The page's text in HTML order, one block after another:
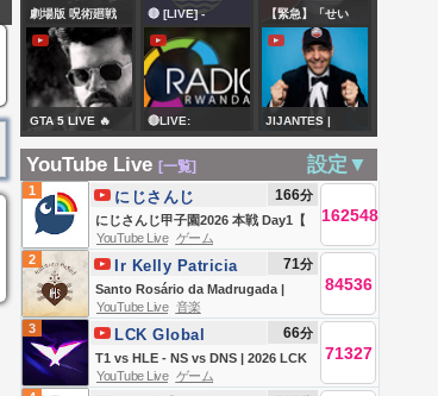
劇場版 呪術廻戦
0【無料ビデオ1週
🔴 [LIVE] -
Positive
Movement: Dari
Sepak Bola
menuju Dampak
【緊急】「せい
ｚ...」の暴露が来
た!!ガチ犯罪！？警
察沙汰か！？真相
を暴露....「久永小
太郎」引退のお知
らせwwww藤沢な
な迷惑行為でつい
に・・・。
GTA 5 LIVE 🔥
#gta5 #shortslive
🔴LIVE:
#URUBUGARWIMIKINO:
Rayon Sports
yatwaye
#CECAFAKagameCup2026|
Simba SC na
Yanga SC mu
birori
JIJANTES |
MERCATO BARÇA
DE LOCURA! SE
VA ARAUJO AL
MÁS
NOVEDADES!!
YouTube Live [一覧] 設定▼
1
にじさんじ甲子園2026 本戦 Day1【
#にじ甲2026_Day1 】
にじさんじ 166分
162548
YouTube Live ゲーム
2
Santo Rosário da Madrugada |
Novena a Santa Clara | Instituto
Hesed - 08/08
Ir Kelly Patricia
OFICIAL / Instituto
Hesed
71分
84536
YouTube Live 音楽
3
T1 vs HLE - NS vs DNS | 2026 LCK
LCK Global 66分
71327
YouTube Live ゲーム